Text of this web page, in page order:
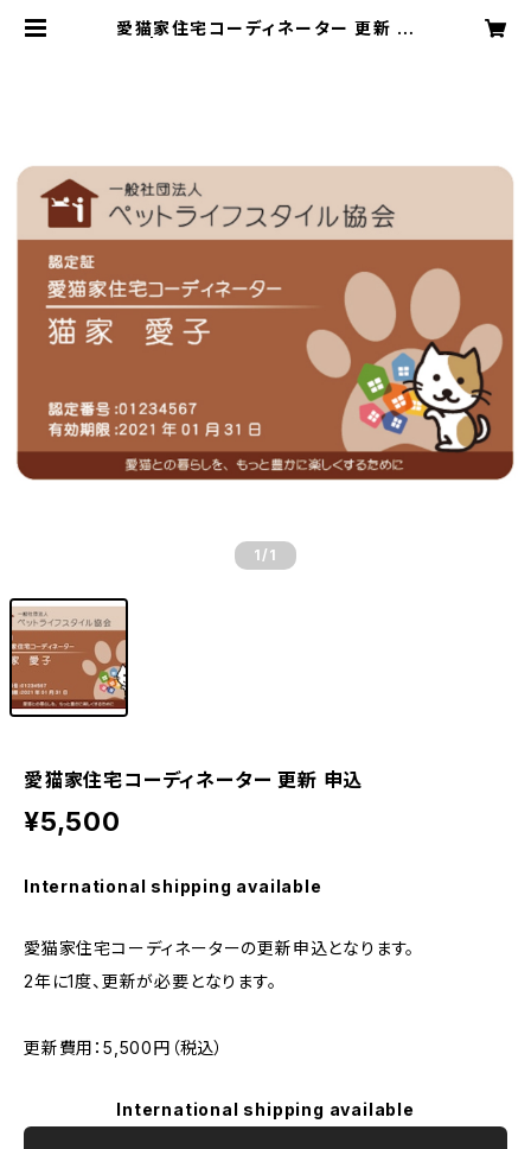
愛猫家住宅コーディネーター 更新 申
1 /1
愛猫家住宅コーディネーター 更新 申込
¥5,500
International shipping available
愛猫家住宅コーディネーターの更新申込となります。
2年に1度、更新が必要となります。
更新費用：5,500円（税込）
International shipping available